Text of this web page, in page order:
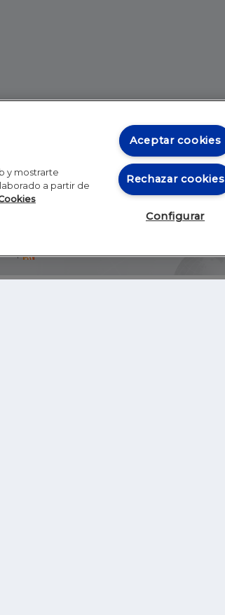
RSS
y mostrarte
a partir de
Aceptar cookies
Rechazar cookies
Configurar